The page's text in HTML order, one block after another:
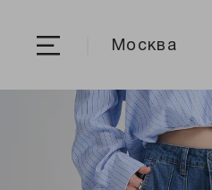
Москва